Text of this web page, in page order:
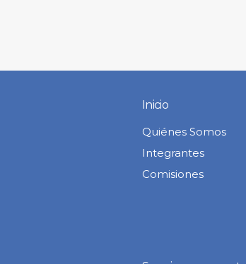
Inicio
Quiénes Somos
Integrantes
Comisiones